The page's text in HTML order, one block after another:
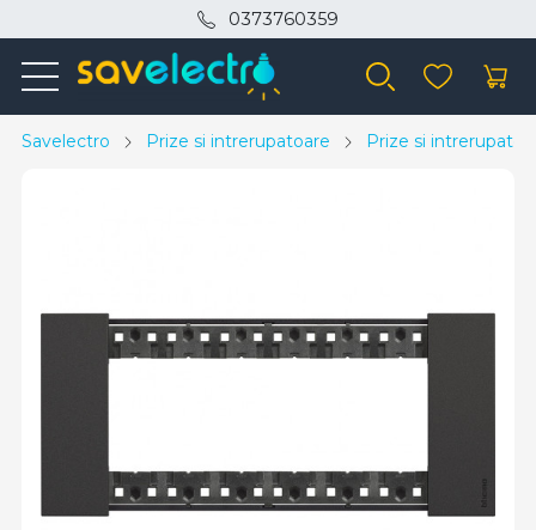
0373760359
Savelectro Prize si intrerupatoare Prize si